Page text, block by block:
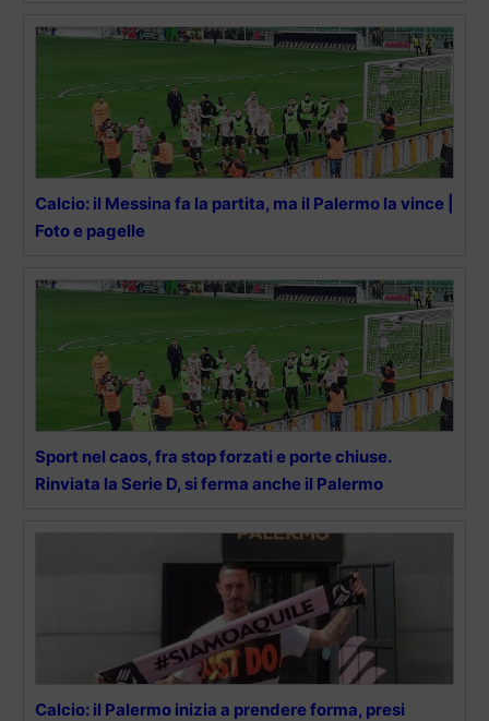
Calcio: il Messina fa la partita, ma il Palermo la vince |
Foto e pagelle
Sport nel caos, fra stop forzati e porte chiuse.
Rinviata la Serie D, si ferma anche il Palermo
Calcio: il Palermo inizia a prendere forma, presi